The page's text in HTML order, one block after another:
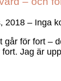
2018
Inga
går för fort –
Jag är